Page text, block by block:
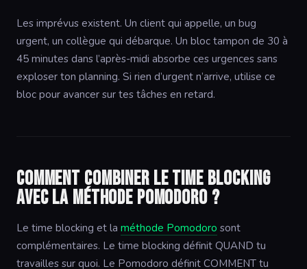
Les imprévus existent. Un client qui appelle, un bug
urgent, un collègue qui débarque. Un bloc tampon de 30 à
45 minutes dans l’après-midi absorbe ces urgences sans
exploser ton planning. Si rien d’urgent n’arrive, utilise ce
bloc pour avancer sur tes tâches en retard.
Comment combiner le time blocking
avec la méthode Pomodoro ?
Le time blocking et la méthode Pomodoro sont
complémentaires. Le time blocking définit QUAND tu
travailles sur quoi. Le Pomodoro définit COMMENT tu